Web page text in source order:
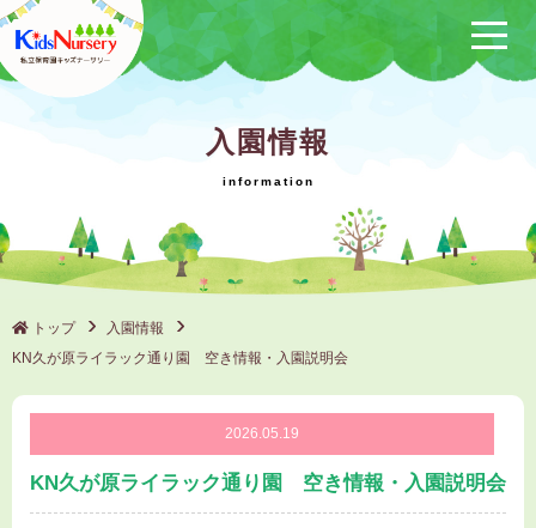
サービス概要
（保けいこ）
園の1日
施設一覧
ブログ
採用情報
入園情報
トップ
入園情報
KN久が原ライラック通り園 空き情報・入園説明会
2026.05.19
KN久が原ライラック通り園 空き情報・入園説明会